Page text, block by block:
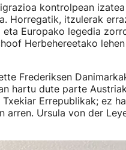
kontrolpean
Horregatik, itzulerak
Europako legedia
Herbehereetako
Frederiksen
hartu dute parte
Errepublikak; ez
arren. Ursula von der